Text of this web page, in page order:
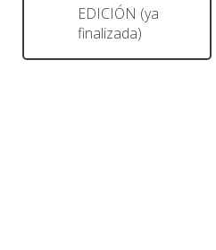
EDICIÓN (ya
finalizada)